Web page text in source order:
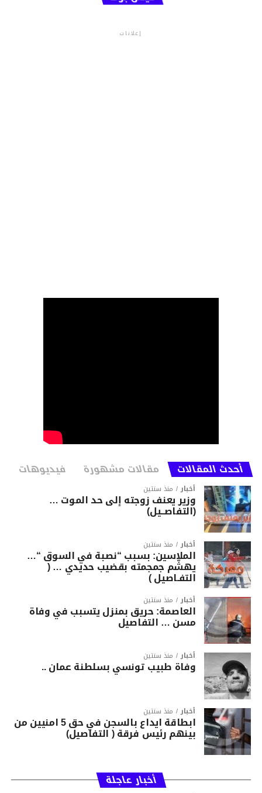
إعلانات
أحدث المقالات مقالات مشهورة فيديوهات
أخبار منذ سنتين
وزير يعنف زوجته إلى حد الموت …
(التفاصــيل)
أخبار منذ سنتين
الملاسين: بسبب “نصبة في السوق “…
يهشّم جمجمته بقضيب حديدي … (
التفـاصيل )
أخبار منذ سنتين
العاصمة: حريق بمنزل يتسبب في وفاة
مسن … التفاصيل
أخبار منذ سنتين
وفاة طبيب تونسي بسلطنة عمان ..
أخبار منذ سنتين
ابطاقة ايداع بالسجن في حق 5 امنيين من
بينهم رئيس فرقة ( التفاصيل)
أخبار عاجلة